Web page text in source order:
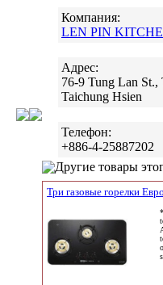
Компания:
LEN PIN
Адрес:
76-9 Tung Lan St.,
Taichung Hsien
Телефон:
+886-4-25887202
Другие товары
Три газовые горелки